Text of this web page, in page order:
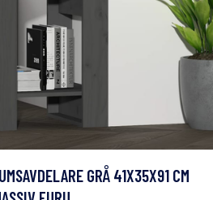
GRÅ 41X35X91 CM